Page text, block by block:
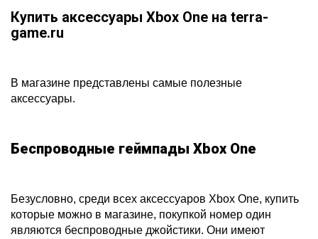
Купить аксессуары Xbox One на terra-
game.ru
В магазине представлены самые полезные
аксессуары.
Беспроводные геймпады Xbox One
Безусловно, среди всех аксессуаров Xbox One, купить
которые можно в магазине, покупкой номер один
являются беспроводные джойстики. Они имеют